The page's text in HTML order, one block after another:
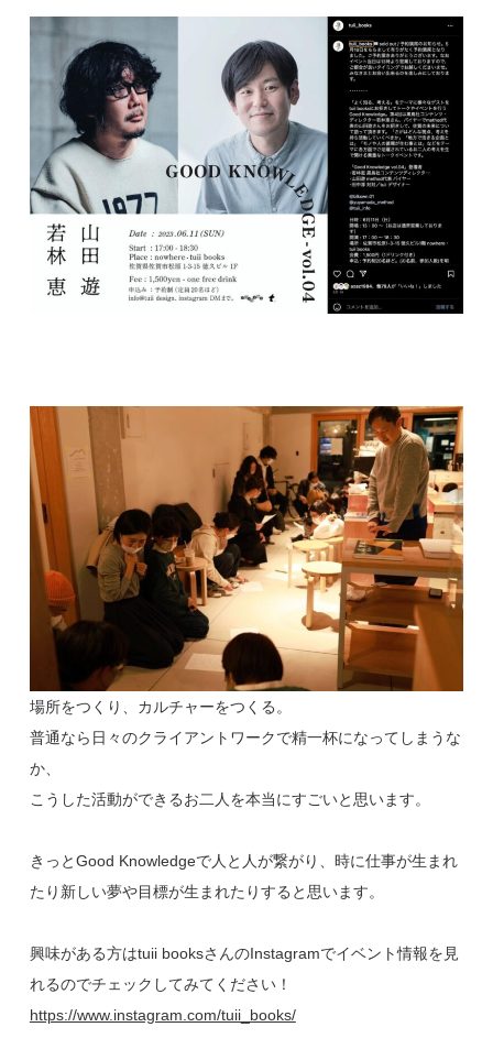
場所をつくり、カルチャーをつくる。
普通なら日々のクライアントワークで精一杯になってしまうな
か、
こうした活動ができるお二人を本当にすごいと思います。
きっとGood Knowledgeで人と人が繋がり、時に仕事が生まれ
たり新しい夢や目標が生まれたりすると思います。
興味がある方はtuii booksさんのInstagramでイベント情報を見
れるのでチェックしてみてください！
https://www.instagram.com/tuii_books/